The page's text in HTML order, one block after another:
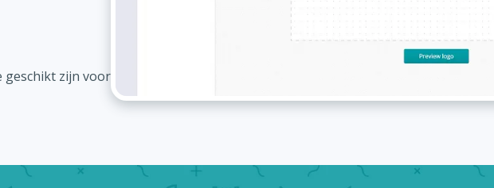
geschikt zijn voor